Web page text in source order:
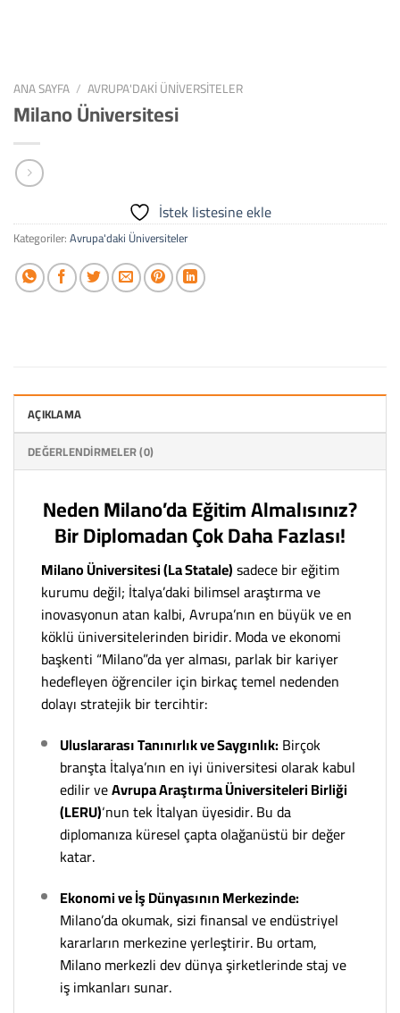
ANA SAYFA / AVRUPA'DAKI ÜNIVERSITELER
Milano Üniversitesi
İstek listesine ekle
Kategoriler:Avrupa'daki Üniversiteler
AÇIKLAMA
DEĞERLENDIRMELER (0)
Neden Milano’da Eğitim Almalısınız?
Bir Diplomadan Çok Daha Fazlası!
Milano Üniversitesi (La Statale)sadece bir eğitim
kurumu değil; İtalya’daki bilimsel araştırma ve
inovasyonun atan kalbi, Avrupa’nın en büyük ve en
köklü üniversitelerinden biridir. Moda ve ekonomi
başkenti “Milano”da yer alması, parlak bir kariyer
hedefleyen öğrenciler için birkaç temel nedenden
dolayı stratejik bir tercihtir:
Uluslararası Tanınırlık ve Saygınlık: Birçok
branşta İtalya’nın en iyi üniversitesi olarak kabul
edilir veAvrupa Araştırma Üniversiteleri Birliği
(LERU)‘nun tek İtalyan üyesidir. Bu da
diplomanıza küresel çapta olağanüstü bir değer
katar.
Ekonomi ve İş Dünyasının Merkezinde:
Milano’da okumak, sizi finansal ve endüstriyel
kararların merkezine yerleştirir. Bu ortam,
Milano merkezli dev dünya şirketlerinde staj ve
iş imkanları sunar.